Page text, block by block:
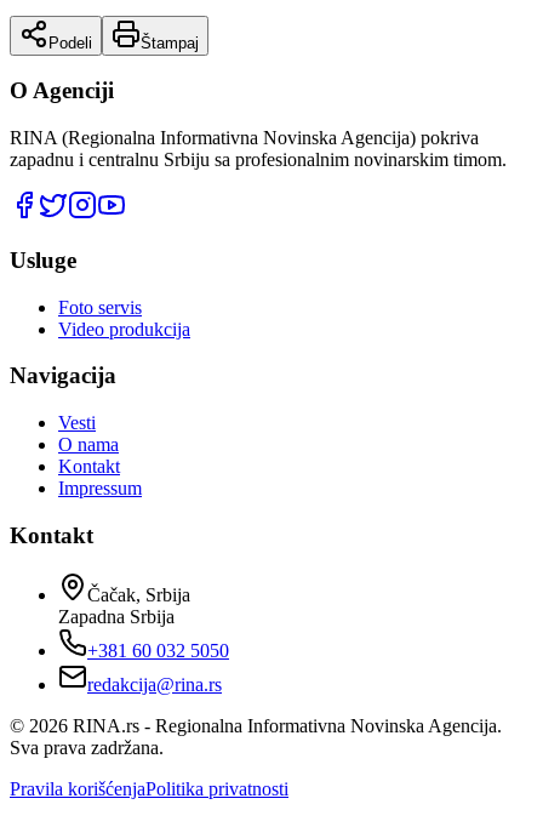
Podeli Štampaj
O Agenciji
RINA (Regionalna Informativna Novinska Agencija) pokriva
zapadnu i centralnu Srbiju sa profesionalnim novinarskim timom.
Usluge
Foto servis
Video produkcija
Navigacija
Vesti
O nama
Kontakt
Impressum
Kontakt
Čačak, Srbija
Zapadna Srbija
+381 60 032 5050
redakcija@rina.rs
© 2026 RINA.rs - Regionalna Informativna Novinska Agencija.
Sva prava zadržana.
Pravila korišćenjaPolitika privatnosti